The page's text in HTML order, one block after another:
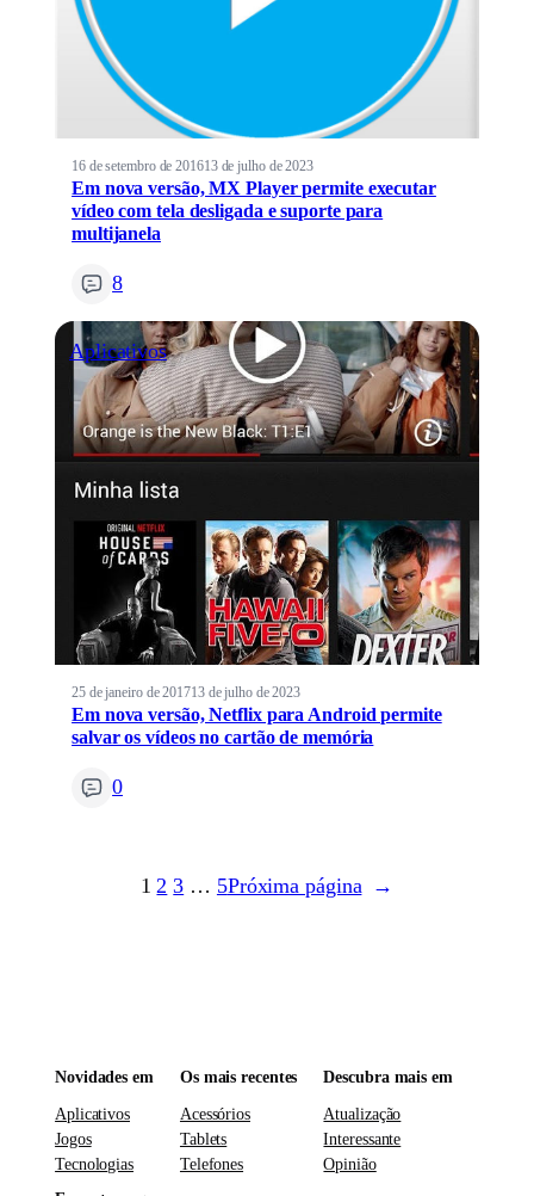
16 de setembro de 201613 de julho de 2023
Em nova versão, MX Player permite executar
vídeo com tela desligada e suporte para
multijanela
8
Aplicativos
25 de janeiro de 201713 de julho de 2023
Em nova versão, Netflix para Android permite
salvar os vídeos no cartão de memória
0
1 2 3 … 5Próxima página →
Novidades em
Aplicativos
Jogos
Tecnologias
Os mais recentes
Acessórios
Tablets
Telefones
Descubra mais em
Atualização
Interessante
Opinião